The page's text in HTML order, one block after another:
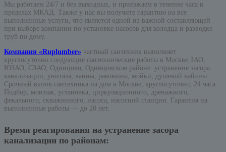
Мы работаем 24/7 и без выходных, и приезжаем в течение часа в
пределах МКАД. Также у нас вы получите гарантию на все
выполненные услуги, что является одной из важной составляющей
при выборе компании по установке насосов для колодца и разводке
труб по дому.
Компания «Ruplumber» частный сантехник выполняет
круглосуточно следующие сантехнические работы в Москве ЗАО,
ЮЗАО, СЗАО, Одинцово, Одинцовском районе: устранение засора
канализации, унитаза, ванны, раковины, мойки, душевой кабины.
Срочный вызов сантехника на дом в Москве, круглосуточно, 24 часа.
Подбор, монтаж, установка, циркуляционного, дренажного,
фекального, скважинного, насоса, насосной станции. Гарантия на
выполненные работы — до 20 лет.
Время реагирования на устранение засора
канализации по районам: